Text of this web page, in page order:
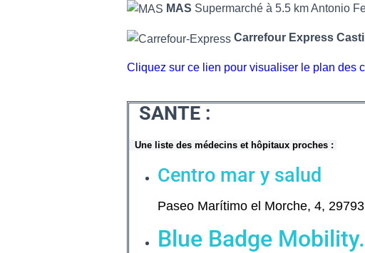
MAS Supermarché à 5.5 kmAntonio
Carrefour Express
Cliquez sur ce lien pour visualiser le plan des
SANTE :
Une liste des médecins et hôpitaux proches :
Centro mar y salud
Paseo Marítimo el Morche, 4, 29793
Blue Badge